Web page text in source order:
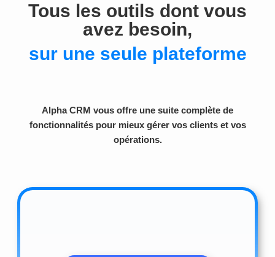
Tous les outils dont vous
avez besoin,
sur une seule plateforme
Alpha CRM vous offre une suite complète de
fonctionnalités pour mieux gérer vos clients et vos
opérations.